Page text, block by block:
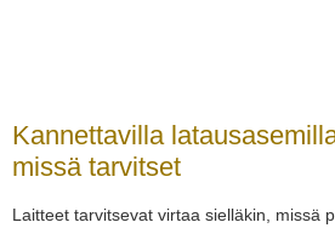
Kannettavilla
missä tarvitset
Laitteet tarvitsevat virtaa sielläkin, missä